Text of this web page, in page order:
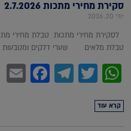
סקירת מחירי מתכות 2.7.2026
יולי 20, 2026
לסקירת מחירי מתכות טבלת מחירי
טבלת מלאים שערי דלקים ומטבעות
WhatsApp
Twitter
קרא עוד